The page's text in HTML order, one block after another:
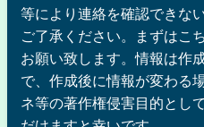
等により連絡を確認できな
ご了承ください。まずはこ
お願い致します。情報は作
で、作成後に情報が変わる
ネ等の著作権侵害目的とし